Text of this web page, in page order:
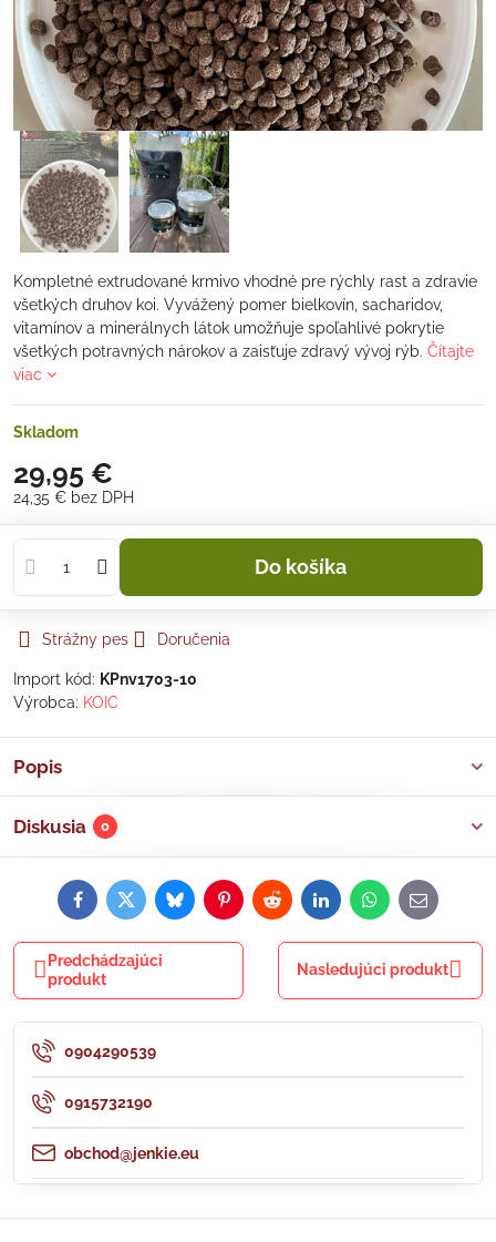
Kompletné extrudované krmivo vhodné pre rýchly rast a zdravie
všetkých druhov koi. Vyvážený pomer bielkovín, sacharidov,
vitamínov a minerálnych látok umožňuje spoľahlivé pokrytie
všetkých potravných nárokov a zaisťuje zdravý vývoj rýb. Čítajte
viac
Skladom
29,95 €
24,35 € bez DPH
Do košíka
Strážny pes Doručenia
Import kód: KPnv1703-10
Výrobca: KOIC
Popis
Diskusia 0
FacebookTwitterBlueskyPinterestRedditLinkedInWhatsApp
E-
mail
Predchádzajúci
produkt
Nasledujúci produkt
0904290539
0915732190
obchod@jenkie.eu